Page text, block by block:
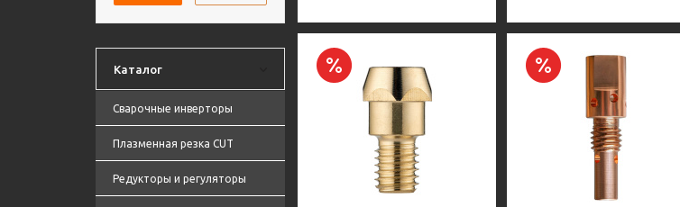
Каталог
Сварочные инверторы
Плазменная резка CUT
Редукторы и регуляторы